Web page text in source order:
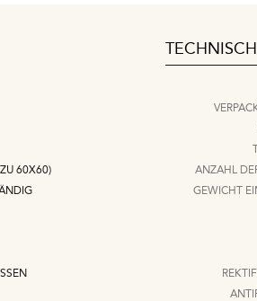
60X60)
ANZAHL
GEWICHT